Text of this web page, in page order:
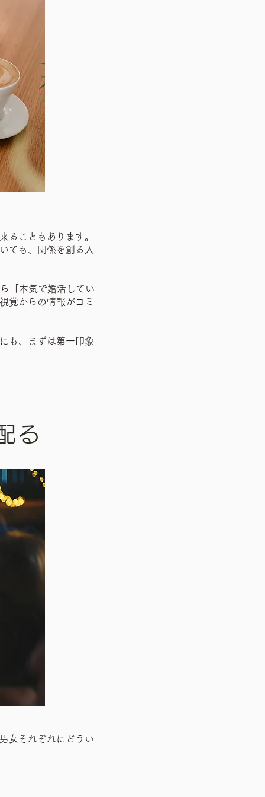
ることもあります。
ても、関係を創る入
「本気で婚活してい
覚からの情報がコミ
も、まずは第一印象
る
女それぞれにどうい